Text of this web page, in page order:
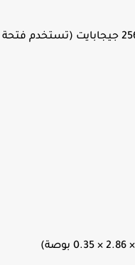
NM (ذاكرة نانو) تصل إلى 256 جيجابايت (تستخدم فتحة